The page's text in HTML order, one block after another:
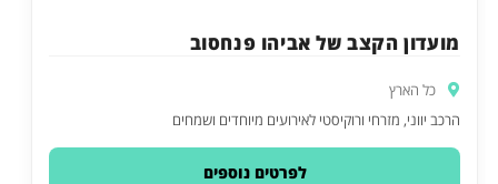
מועדון הקצב של אביהו פנחסוב
כל הארץ
הרכב יווני, מזרחי ורוקיסטי לאירועים מיוחדים ושמחים
לפרטים נוספים